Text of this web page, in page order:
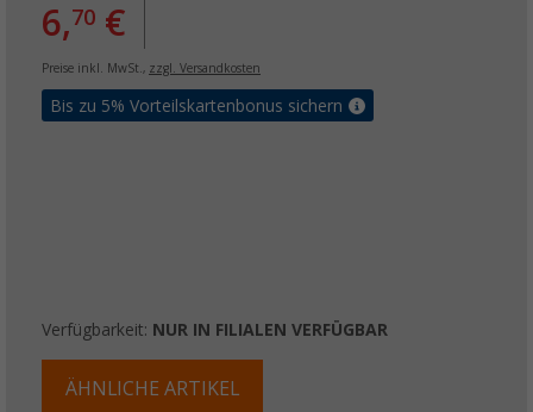
6,70 €
Preise inkl. MwSt., zzgl. Versandkosten
Bis zu 5% Vorteilskartenbonus sichern
Verfügbarkeit: NUR IN FILIALEN VERFÜGBAR
ÄHNLICHE ARTIKEL